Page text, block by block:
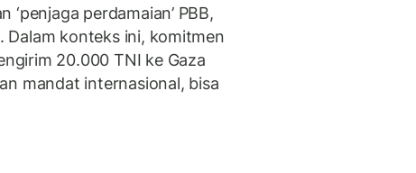
perdamaian’ PBB,
Dalam konteks ini, komitmen
20.000 TNI ke Gaza
mandat internasional, bisa